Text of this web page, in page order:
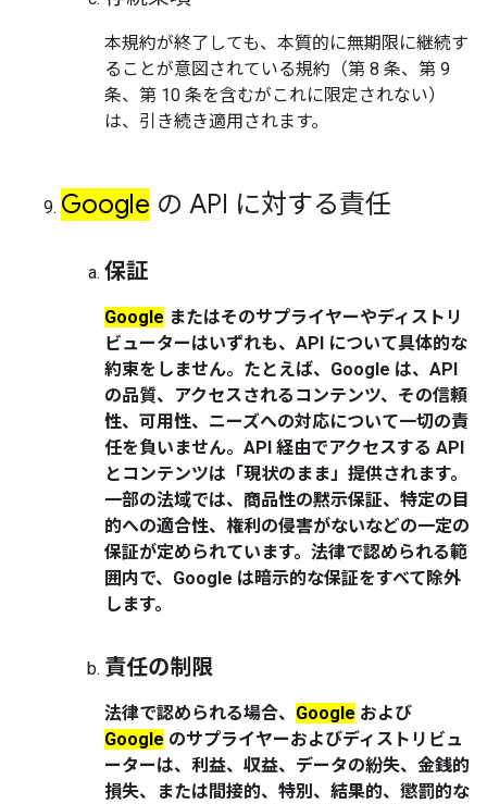
本規約が終了しても、本質的に無期限に継続す
ることが意図されている規約（第 8 条、第 9
条、第 10 条を含むがこれに限定されない）
は、引き続き適用されます。
Google の API に対する責任
保証
Google またはそのサプライヤーやディストリ
ビューターはいずれも、API について具体的な
約束をしません。たとえば、Google は、API
の品質、アクセスされるコンテンツ、その信頼
性、可用性、ニーズへの対応について一切の責
任を負いません。API 経由でアクセスする API
とコンテンツは「現状のまま」提供されます。
一部の法域では、商品性の黙示保証、特定の目
的への適合性、権利の侵害がないなどの一定の
保証が定められています。法律で認められる範
囲内で、Google は暗示的な保証をすべて除外
します。
責任の制限
法律で認められる場合、 Google および
Google のサプライヤーおよびディストリビュ
ーターは、利益、収益、データの紛失、金銭的
損失、または間接的、特別、結果的、懲罰的な